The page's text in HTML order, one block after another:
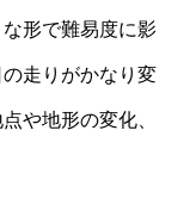
形で難易度に影
走りがかなり変
や地形の変化、